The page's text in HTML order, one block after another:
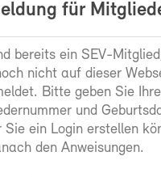
für
bereits ein SEV-
nicht auf dieser
Bitte geben Sie Ihre
und
Sie ein Login erstellen
den Anweisungen.